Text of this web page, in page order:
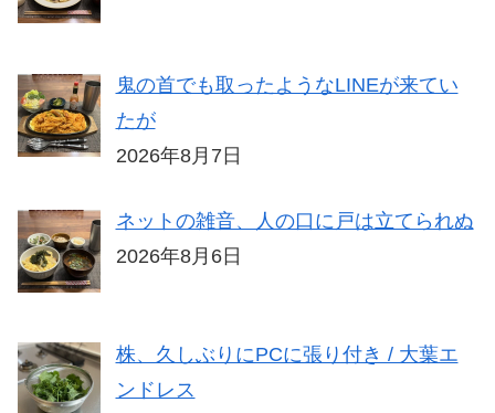
鬼の首でも取ったようなLINEが来てい
たが
2026年8月7日
ネットの雑音、人の口に戸は立てられぬ
2026年8月6日
株、久しぶりにPCに張り付き / 大葉エ
ンドレス